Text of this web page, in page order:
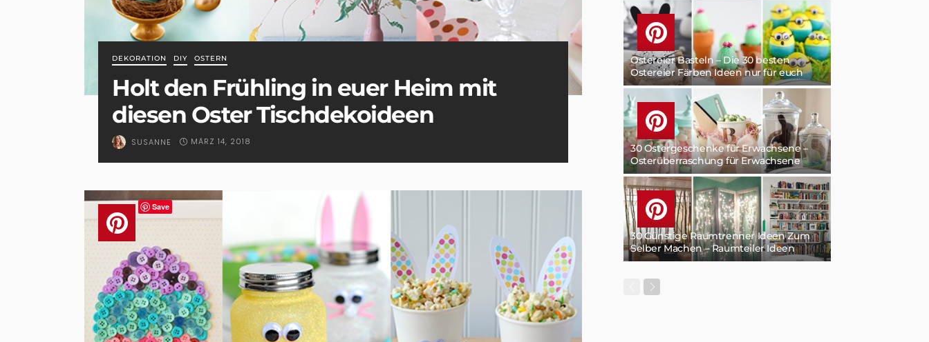
DEKORATION DIY OSTERN
Holt den Frühling in euer Heim mit
diesen Oster Tischdekoideen
SUSANNE MÄRZ 14, 2018
Save
Ostereier Basteln – Die 30 besten
Ostereier Färben Ideen nur für euch
30 Ostergeschenke für Erwachsene –
Osterüberraschung für Erwachsene
30 Günstige Raumtrenner Ideen Zum
Selber Machen – Raumteiler Ideen